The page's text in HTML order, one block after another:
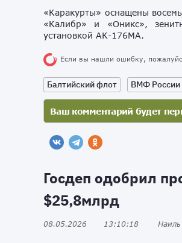
«Каракурты» оснащены
«Калибр» и «Оникс»,
установкой АК-176МА.
Если вы нашли ошибку,
Балтийский флот ВМФ России
Госдеп одобрил
$25,8млрд
08.05.2026 13:10:18